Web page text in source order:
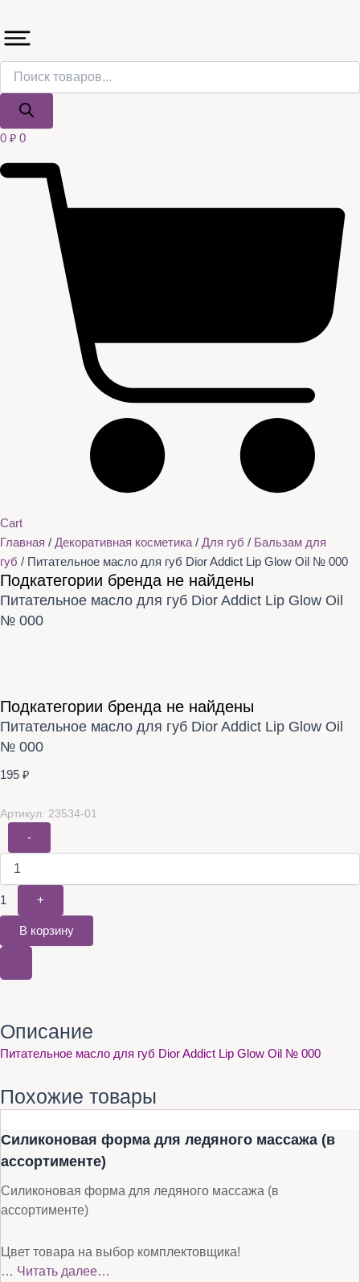
0 ₽ 0
Cart
Главная / Декоративная косметика / Для губ / Бальзам для
губ / Питательное масло для губ Dior Addict Lip Glow Oil № 000
Подкатегории бренда не найдены
Питательное масло для губ Dior Addict Lip Glow Oil
№ 000
Подкатегории бренда не найдены
Питательное масло для губ Dior Addict Lip Glow Oil
№ 000
195 ₽
Артикул: 23534-01
-
1 +
В корзину
Описание
Питательное масло для губ Dior Addict Lip Glow Oil № 000
Похожие товары
Силиконовая форма для ледяного массажа (в
ассортименте)
Силиконовая форма для ледяного массажа (в
ассортименте)
Цвет товара на выбор комплектовщика!
… Читать далее…